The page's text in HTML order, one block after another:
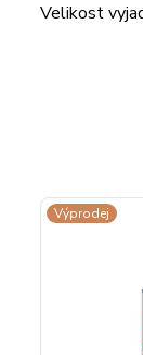
Velikost
Výprodej